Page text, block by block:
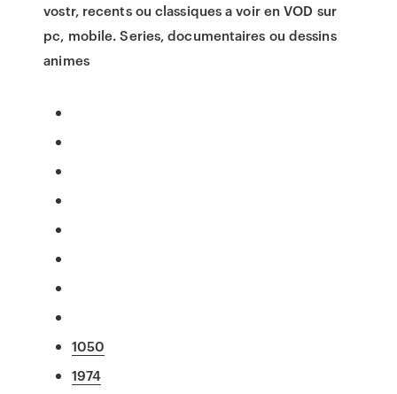
vostr, recents ou classiques a voir en VOD sur
pc, mobile. Series, documentaires ou dessins
animes
1050
1974